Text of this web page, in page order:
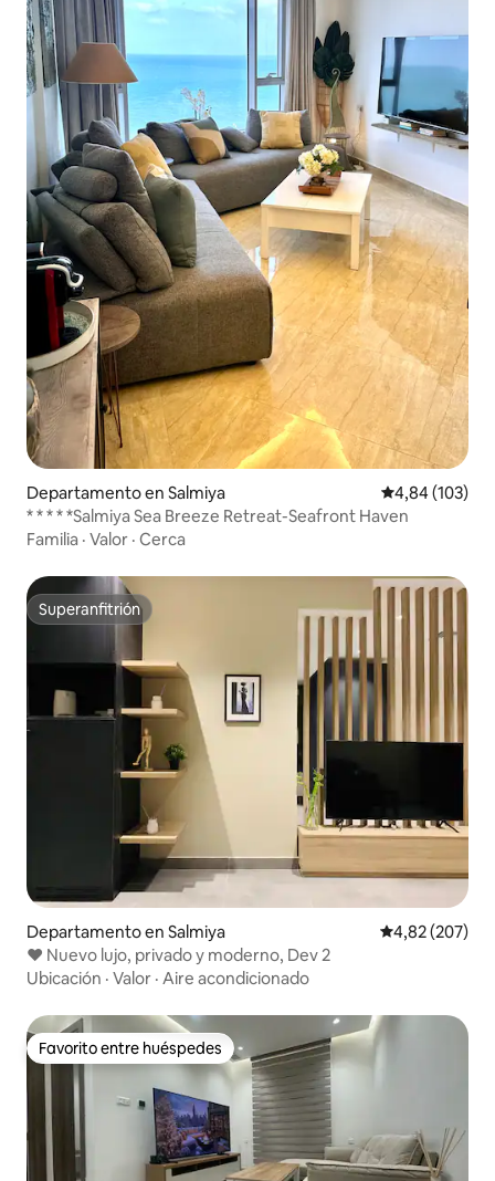
Departamento en Salmiya Calificación
4,84 (103)
* * * * *Salmiya Sea Breeze Retreat-Seafront Haven
Familia · Valor · Cerca
Superanfitrión
Superanfitrión
Departamento en Salmiya Calificación
4,82 (207)
♥️ Nuevo lujo, privado y moderno, Dev 2
Ubicación · Valor · Aire acondicionado
Favorito entre huéspedes
Favorito entre huéspedes